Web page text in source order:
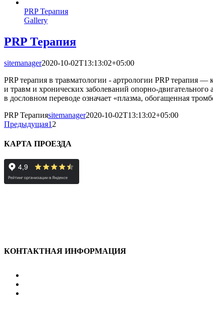
PRP Терапия
Gallery
PRP Терапия
sitemanager2020-10-02T13:13:02+05:00
PRP терапия в травматологии - артрологии PRP терапия
и травм и хронических заболеваний опорно-
в дословном переводе означает «плазма, обогащенная
PRP Терапияsitemanager2020-10-02T13:13:02+05:00
Предыдущая1 2
КАРТА ПРОЕЗДА
КОНТАКТНАЯ ИНФОРМАЦИЯ